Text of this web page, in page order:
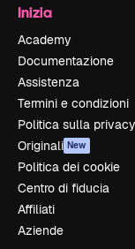
Inizia
Academy
Documentazione
Assistenza
Termini e condizioni
Politica sulla privacy
Originali New
Politica dei cookie
Centro di fiducia
Affiliati
Aziende